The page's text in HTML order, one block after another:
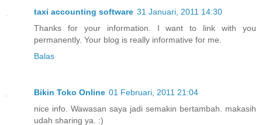
taxi accounting software 31 Januari, 2011 14:30
Thanks for your information. I want to link with you
permanently. Your blog is really informative for me.
Balas
Bikin Toko Online 01 Februari, 2011 21:04
nice info. Wawasan saya jadi semakin bertambah. makasih
udah sharing ya. :)